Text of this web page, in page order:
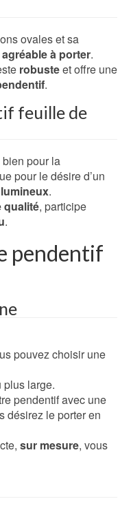
ovales et sa
agréable à porter.
robusteet offre une
.
feuille de
pour la
pour le désire d’un
lumineux.
qualité, participe
.
pendentif
pouvez choisir une
plus large.
pendentif avec une
désirez le porter en
sur mesure, vous